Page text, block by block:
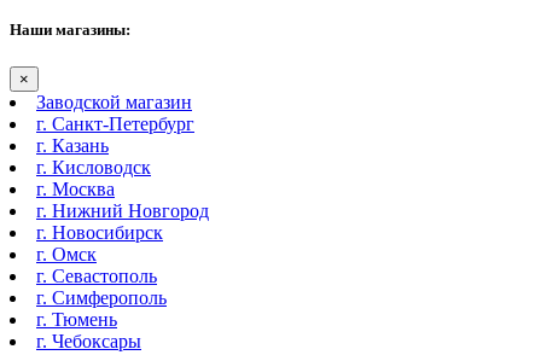
Наши магазины:
×
Заводской магазин
г. Санкт-Петербург
г. Казань
г. Кисловодск
г. Москва
г. Нижний Новгород
г. Новосибирск
г. Омск
г. Севастополь
г. Симферополь
г. Тюмень
г. Чебоксары